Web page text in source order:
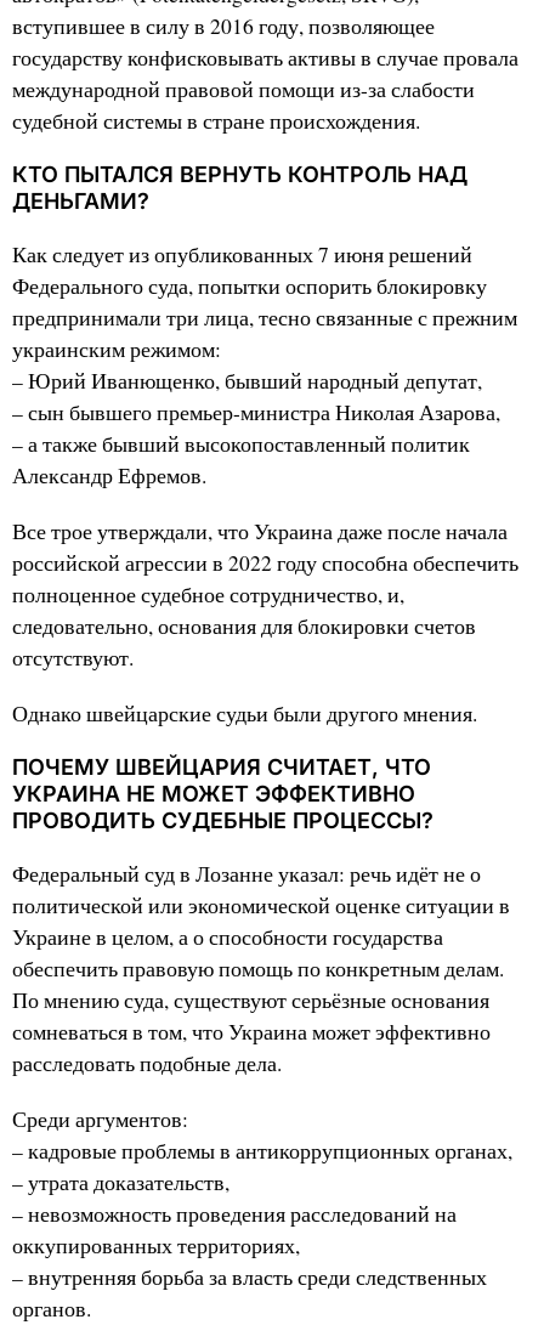
вступившее в силу в 2016 году, позволяющее
государству конфисковывать активы в случае провала
международной правовой помощи из-за слабости
судебной системы в стране происхождения.
КТО ПЫТАЛСЯ ВЕРНУТЬ КОНТРОЛЬ НАД
ДЕНЬГАМИ?
Как следует из опубликованных 7 июня решений
Федерального суда, попытки оспорить блокировку
предпринимали три лица, тесно связанные с прежним
украинским режимом:
– Юрий Иванющенко, бывший народный депутат,
– сын бывшего премьер-министра Николая Азарова,
– а также бывший высокопоставленный политик
Александр Ефремов.
Все трое утверждали, что Украина даже после начала
российской агрессии в 2022 году способна обеспечить
полноценное судебное сотрудничество, и,
следовательно, основания для блокировки счетов
отсутствуют.
Однако швейцарские судьи были другого мнения.
ПОЧЕМУ ШВЕЙЦАРИЯ СЧИТАЕТ, ЧТО
УКРАИНА НЕ МОЖЕТ ЭФФЕКТИВНО
ПРОВОДИТЬ СУДЕБНЫЕ ПРОЦЕССЫ?
Федеральный суд в Лозанне указал: речь идёт не о
политической или экономической оценке ситуации в
Украине в целом, а о способности государства
обеспечить правовую помощь по конкретным делам.
По мнению суда, существуют серьёзные основания
сомневаться в том, что Украина может эффективно
расследовать подобные дела.
Среди аргументов:
– кадровые проблемы в антикоррупционных органах,
– утрата доказательств,
– невозможность проведения расследований на
оккупированных территориях,
– внутренняя борьба за власть среди следственных
органов.